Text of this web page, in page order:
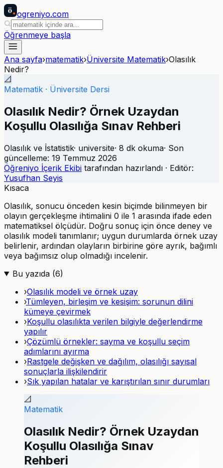
ö ogreniyo.com
Öğrenmeye başla
Ana sayfa›matematik›Üniversite Matematik›Olasılık
Nedir?
📐
Matematik · Üniversite Dersi
Olasılık Nedir? Örnek Uzaydan
Koşullu Olasılığa Sınav Rehberi
Olasılık ve İstatistik· universite· 8 dk okuma· Son
güncelleme: 19 Temmuz 2026
Öğreniyo İçerik Ekibi tarafından hazırlandı · Editör:
Yusufhan Seyis
Kısaca
Olasılık, sonucu önceden kesin biçimde bilinmeyen bir
olayın gerçekleşme ihtimalini 0 ile 1 arasında ifade eden
matematiksel ölçüdür. Doğru sonuç için önce deney ve
olasılık modeli tanımlanır; uygun durumlarda örnek uzay
belirlenir, ardından olayların birbirine göre ayrık, bağımlı
veya bağımsız olup olmadığı incelenir.
Bu yazıda (6)
›Olasılık modeli ve örnek uzay
›Tümleyen, birleşim ve kesişim: sorunun dilini
kümeye çevirmek
›Koşullu olasılıkta verilen bilgiyle değerlendirme
yapılır
›Çözümlü örnekler: sayma ve koşullu seçim
adımlarını ayırma
›Rastgele değişken ve dağılım, olasılığı sayısal
sonuçlarla ilişkilendirir
›Sık yapılan hatalar ve karıştırılan sınır durumları
📐
Matematik
Olasılık Nedir? Örnek Uzaydan
Koşullu Olasılığa Sınav
Rehberi